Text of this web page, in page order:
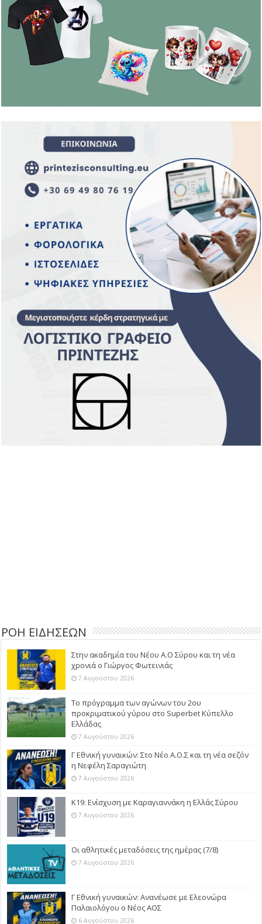
ΡΟΗ ΕΙΔΗΣΕΩΝ
Στην ακαδημία του Νέου Α.Ο Σύρου και τη νέα
χρονιά ο Γιώργος Φωτεινιάς
7 Αυγούστου 2026
Το πρόγραμμα των αγώνων του 2ου
προκριματικού γύρου στο Superbet Κύπελλο
Ελλάδας
7 Αυγούστου 2026
Γ Εθνική γυναικών: Στο Νέο Α.Ο.Σ και τη νέα σεζόν
η Νεφέλη Σαραγιώτη
7 Αυγούστου 2026
Κ19: Ενίσχυση με Καραγιαννάκη η Ελλάς Σύρου
7 Αυγούστου 2026
Οι αθλητικές μεταδόσεις της ημέρας (7/8)
7 Αυγούστου 2026
Γ Εθνική γυναικών: Ανανέωσε με Ελεονώρα
Παλαιολόγου ο Νέος ΑΟΣ
6 Αυγούστου 2026